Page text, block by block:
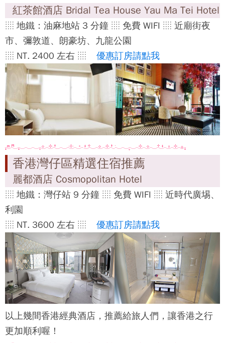
紅茶館酒店 Bridal Tea House Yau Ma Tei Hotel
░ 地鐵：油麻地站 3 分鐘 ░ 免費 WIFI ░ 近廟街夜
市、彌敦道、朗豪坊、九龍公園
░ NT. 2400 左右 ░ 優惠訂房請點我
香港灣仔區精選住宿推薦
麗都酒店 Cosmopolitan Hotel
░ 地鐵：灣仔站 9 分鐘 ░ 免費 WIFI ░ 近時代廣埸、
利園
░ NT. 3600 左右 ░ 優惠訂房請點我
以上幾間香港經典酒店，推薦給旅人們，讓香港之行
更加順利喔！